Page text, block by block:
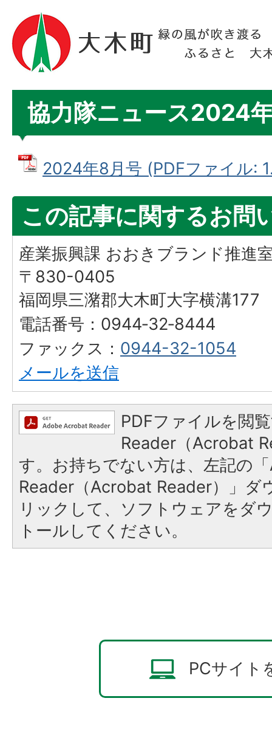
協力隊ニュース2024
2024年8月号 (PDFファイル:
この記事に関するお問
産業振興課 おおきブランド推進
〒830-0405
福岡県三潴郡大木町大字横溝177
電話番号：0944‐32‐8444
ファックス： 0944-32-1054
メールを送信
PDFファイルを閲
Reader（Acrobat
す。お持ちでない方は、左記の
Reader（Acrobat Reader）」ダ
リックして、ソフトウェアをダ
トールしてください。
PCサイト